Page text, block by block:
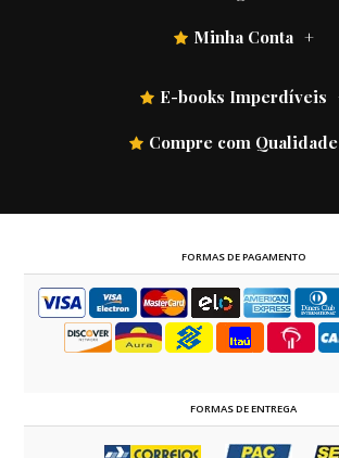
Minha Conta
E-books Imperdíveis
Compre com Qualidade
FORMAS DE PAGAMENTO
FORMAS DE ENTREGA